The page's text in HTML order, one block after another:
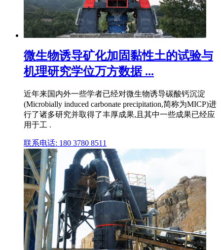
微生物诱导矿化加固黏性土的试验与
机理研究学位万方数据 ...
近年来国内外一些学者已经对微生物诱导碳酸钙沉淀
(Microbially induced carbonate precipitation,简称为MICP)进
行了诸多研究并取得了丰厚成果,且其中一些成果已经应
用于工 .
联系电话: 180 3780 8511